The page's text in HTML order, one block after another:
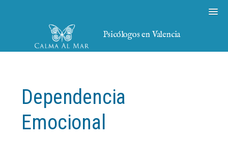
Psicólogos en Valencia
Dependencia
Emocional